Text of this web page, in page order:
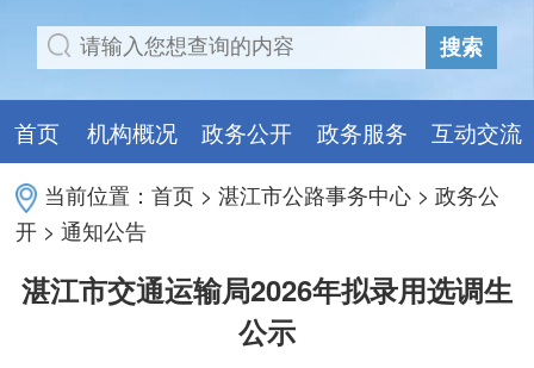
搜索
首页 机构概况 政务公开 政务服务 互动交流
当前位置：首页 >湛江市公路事务中心 >政务公
开 >通知公告
湛江市交通运输局2026年拟录用选调生
公示